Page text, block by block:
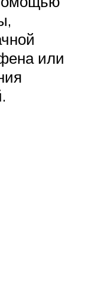
или